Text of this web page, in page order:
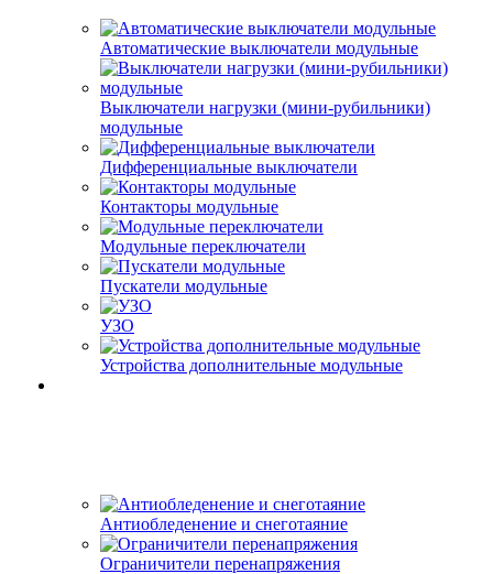
Автоматические выключатели модульные
Выключатели нагрузки (мини-рубильники)
модульные
Дифференциальные выключатели
Контакторы модульные
Модульные переключатели
Пускатели модульные
УЗО
Устройства дополнительные модульные
Антиобледенение и снеготаяние
Ограничители перенапряжения